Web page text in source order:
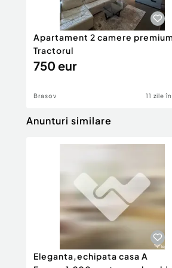
living impresionant cu
dormitor spatios
baie de serviciu
acces catre garaj si
conexiune directa cu
Etaj
fiecare dormitor
Spatii exterioare
terasa acoperita: 34,64 mp
prispa acoperita: 10,71 mp
Apartament 2 camere
Tractorul
750 eur
Brasov 11 zile
Anunturi similare
Eleganta,echipata casa A